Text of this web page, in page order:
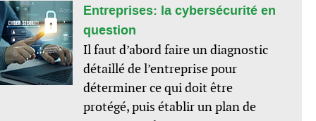
Entreprises: la cybersécurité en
question
Il faut d’abord faire un diagnostic
détaillé de l’entreprise pour
déterminer ce qui doit être
protégé, puis établir un plan de